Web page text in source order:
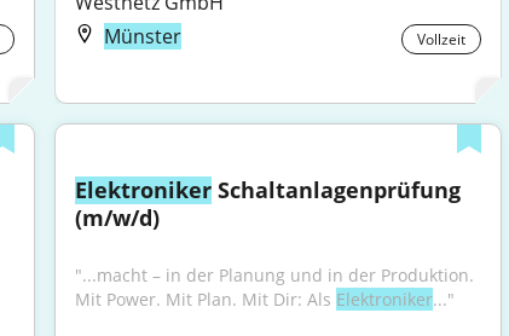
Münster
Vollzeit
Elektroniker Schaltanlagenprüfung
(m/w/d)
"...macht – in der Planung und in der Produktion.
Mit Power. Mit Plan. Mit Dir: Als Elektroniker..."